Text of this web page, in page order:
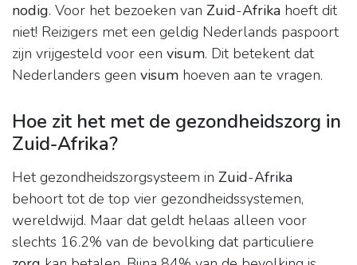
nodig. Voor het bezoeken van Zuid-Afrika hoeft dit
niet! Reizigers met een geldig Nederlands paspoort
zijn vrijgesteld voor een visum. Dit betekent dat
Nederlanders geen visum hoeven aan te vragen.
Hoe zit het met de gezondheidszorg in
Zuid-Afrika?
Het gezondheidszorgsysteem in Zuid-Afrika
behoort tot de top vier gezondheidssystemen,
wereldwijd. Maar dat geldt helaas alleen voor
slechts 16.2% van de bevolking dat particuliere